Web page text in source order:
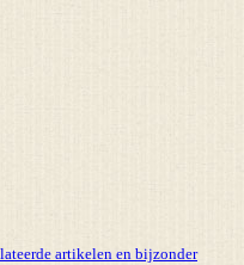
artikelen en bijzonder